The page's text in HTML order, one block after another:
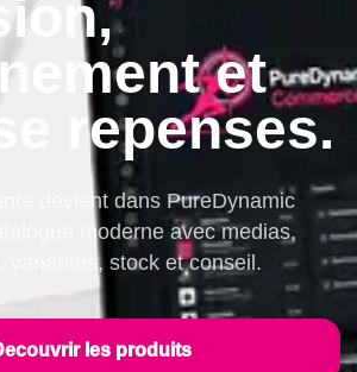
et
repenses.
devient dans PureDynamic
moderne avec medias,
variantes, stock et conseil.
les produits